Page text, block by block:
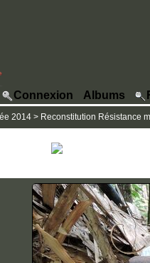
Connexion Albums
2014 > Reconstitution Résistance